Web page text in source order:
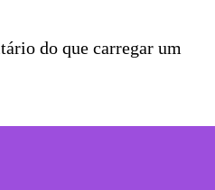
do que carregar um